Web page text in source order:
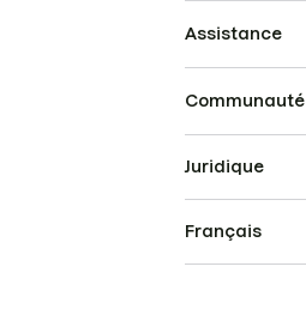
Assistance
Communauté
Juridique
Français